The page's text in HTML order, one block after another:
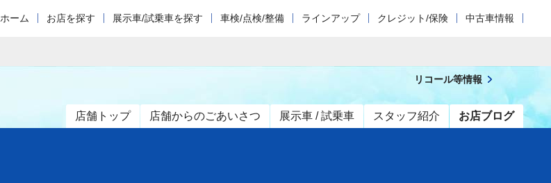
ホーム お店を探す 展示車/試乗車を探す 車検/点検/整備 ラインアップ クレジット/保険 中古車情報
店舗トップ 店舗からのごあいさつ 展示車 / 試乗車 スタッフ紹介 お店ブログ
リコール等情報